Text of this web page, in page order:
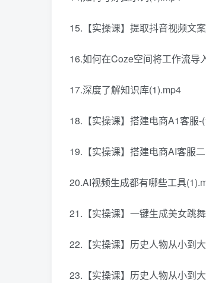
15.【实操课】提取抖音视频文
16.如何在Coze空间将工作流导
17.深度了解知识库(1).mp4
18.【实操课】搭建电商A1客服-
19.【实操课】搭建电商AI客服
20.AI视频生成都有哪些工具
21.【实操课】一键生成美女跳
22.【实操课】历史人物从小到
23.【实操课】历史人物从小到